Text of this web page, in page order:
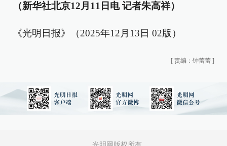
（新华社北京12月11日电 记者朱高祥）
《光明日报》（2025年12月13日 02版）
[ 责编：钟蕾蕾 ]